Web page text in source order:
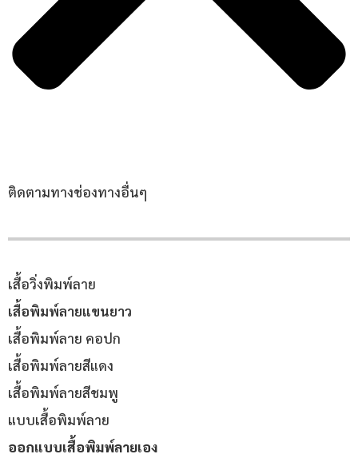
ติดตามทางช่องทางอื่นๆ
เสื้อวิ่งพิมพ์ลาย
เสื้อพิมพ์ลายแขนยาว
เสื้อพิมพ์ลาย คอปก
เสื้อพิมพ์ลายสีแดง
เสื้อพิมพ์ลายสีชมพู
แบบเสื้อพิมพ์ลาย
ออกแบบเสื้อพิมพ์ลายเอง